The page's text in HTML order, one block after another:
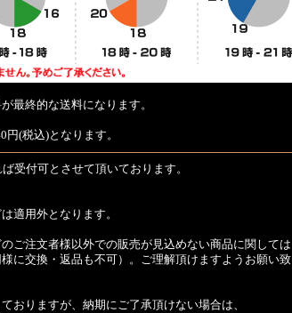
最終的な送料になります。
(税込)となります。
受付可とさせて頂いております。
適用外となります。
ご注文者様以外での販売が見込めない商品に関しては
に交換・返品も不可）。ご理解頂けますようお願い致
おりますが、納期にご了承頂けない場合は、